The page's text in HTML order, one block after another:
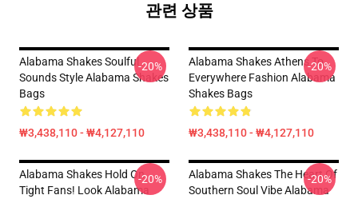
관련 상품
Alabama Shakes Soulful
Sounds Style Alabama Shakes
Bags
₩3,438,110 - ₩4,127,110
-20%
Alabama Shakes Athens To
Everywhere Fashion Alabama
Shakes Bags
₩3,438,110 - ₩4,127,110
-20%
Alabama Shakes Hold On
Tight Fans! Look Alabama
-20%
Alabama Shakes The Heart Of
Southern Soul Vibe Alabama
-20%